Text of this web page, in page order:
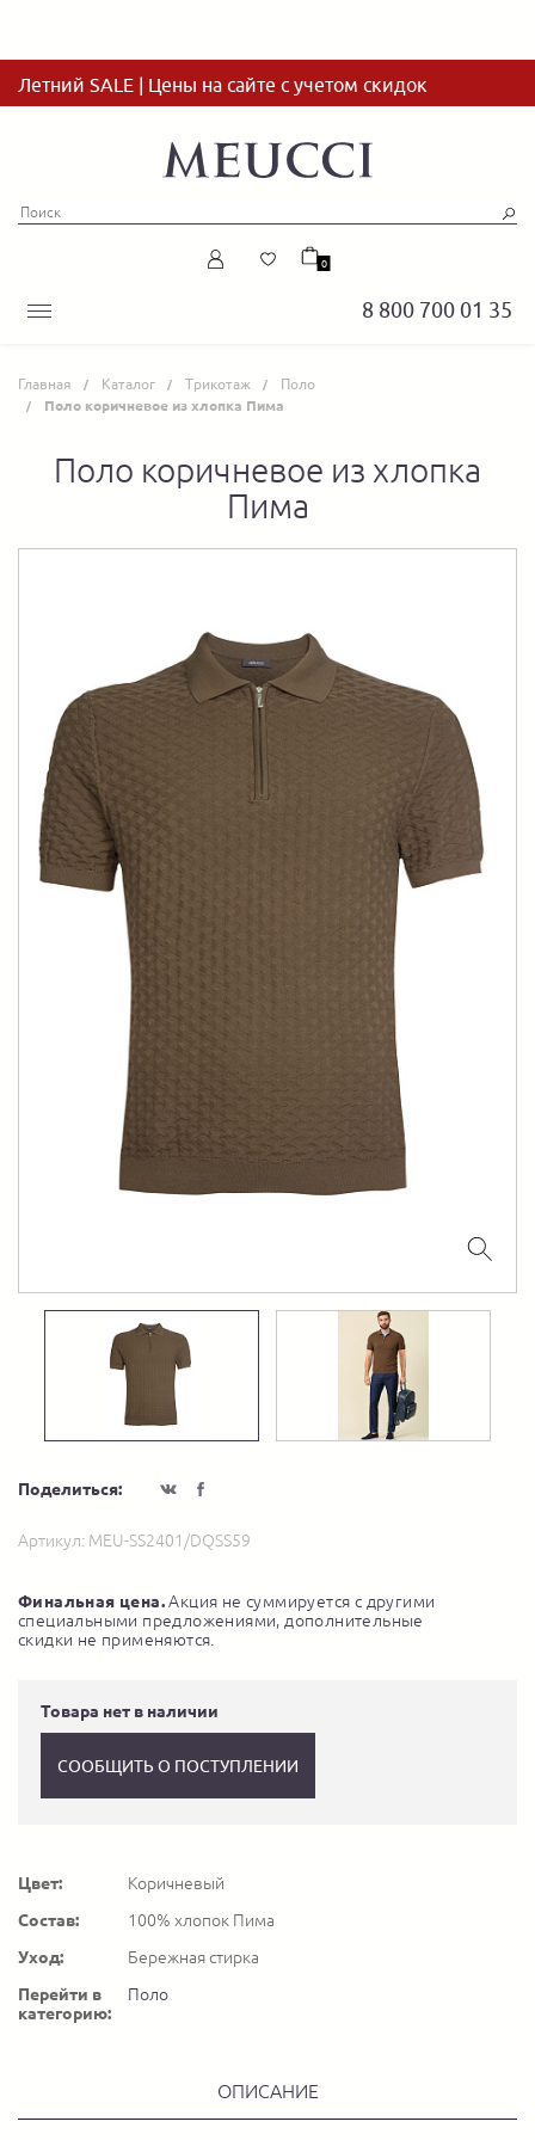
Летний SALE | Цены на сайте с учетом скидок
8 800 700 01 35
0
Главная Каталог Трикотаж Поло
Поло коричневое из хлопка Пима
Поло коричневое из хлопка
Пима
Поделиться:
Артикул: MEU-SS2401/DQSS59
Финальная цена.Акция не суммируется с другими
специальными предложениями, дополнительные
скидки не применяются.
Товара нет в наличии
СООБЩИТЬ О ПОСТУПЛЕНИИ
Цвет:
Коричневый
Состав:
100% хлопок Пима
Уход:
Бережная стирка
Перейти в
категорию:
Поло
ОПИСАНИЕ